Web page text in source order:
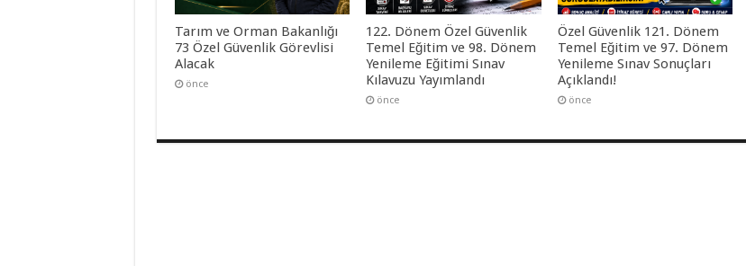
Tarım ve Orman Bakanlığı
73 Özel Güvenlik Görevlisi
Alacak
önce
122. Dönem Özel Güvenlik
Temel Eğitim ve 98. Dönem
Yenileme Eğitimi Sınav
Kılavuzu Yayımlandı
önce
Özel Güvenlik 121. Dönem
Temel Eğitim ve 97. Dönem
Yenileme Sınav Sonuçları
Açıklandı!
önce